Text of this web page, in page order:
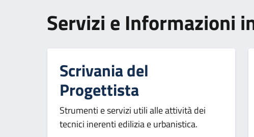
Servizi e Informazioni
Scrivania del
Progettista
Strumenti e servizi utili alle attività dei
tecnici inerenti edilizia e urbanistica.